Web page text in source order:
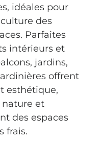
idéales pour
des
Parfaites
intérieurs et
jardins,
offrent
esthétique,
et
des espaces
frais.